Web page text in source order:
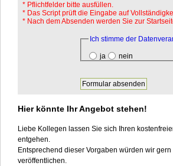
* Pflichtfelder bitte ausfüllen.
* Das Script prüft die Eingabe auf
* Nach dem Absenden werden Sie zur
Pflichtfeld
Ich stimme der
ja nein
Hier könnte Ihr Angebot stehen!
Liebe Kollegen lassen Sie sich Ihren
entgehen.
Entsprechend dieser Vorgaben würden wir gern
veröffentlichen.